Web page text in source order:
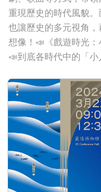
入
我
們
中文
日本語
English
Pilipino
អក្ខរក្រម
重現歷史的時代風貌。
也讓歷史的多元視角
想像！📣《戲遊時光
📣到底各時代中的「小